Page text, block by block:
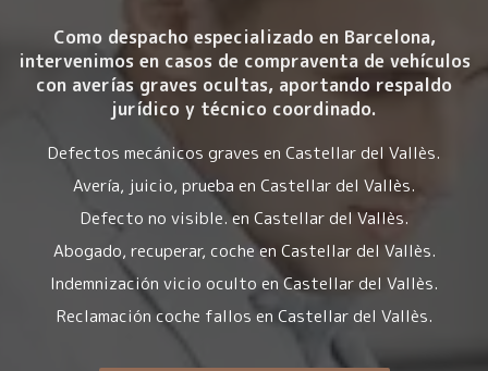
Como despacho especializado en Barcelona,
intervenimos en casos de compraventa de vehículos
con averías graves ocultas, aportando respaldo
jurídico y técnico coordinado.
Defectos mecánicos graves en Castellar del Vallès.
Avería, juicio, prueba en Castellar del Vallès.
Defecto no visible. en Castellar del Vallès.
Abogado, recuperar, coche en Castellar del Vallès.
Indemnización vicio oculto en Castellar del Vallès.
Reclamación coche fallos en Castellar del Vallès.